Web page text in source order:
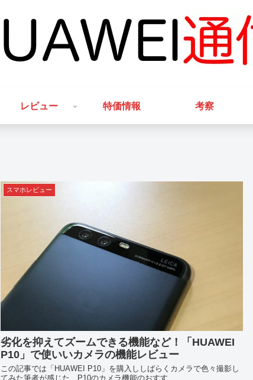
レビュー 特価情報 考察
スマホレビュー
劣化を抑えてズームできる機能など！「HUAWEI
P10」で使いいカメラの機能レビュー
この記事では「HUAWEI P10」を購入ししばらくカメラで色々撮影し
てみた筆者が感じた、P10のカメラ機能のおすす...